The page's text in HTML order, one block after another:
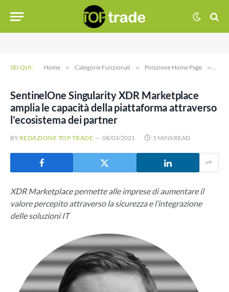
SEI QUI: Home » Categorie Funzionali » Posizione Home Page »
SentinelOne Singularity XDR Marketplace
amplia le capacità della piattaforma attraverso
l’ecosistema dei partner
BY REDAZIONE TOP TRADE 08/03/2021 5 MINS READ
XDR Marketplace permette alle imprese di aumentare il
valore percepito attraverso la sicurezza e l’integrazione
delle soluzioni IT